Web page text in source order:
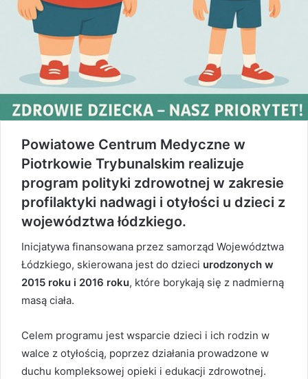
Powiatowe Centrum Medyczne w
Piotrkowie Trybunalskim realizuje
program polityki zdrowotnej w zakresie
profilaktyki nadwagi i otyłości u dzieci z
województwa łódzkiego.
Inicjatywa finansowana przez samorząd Województwa
Łódzkiego, skierowana jest do dzieci urodzonych w
2015 roku i 2016 roku, które borykają się z nadmierną
masą ciała.
Celem programu jest wsparcie dzieci i ich rodzin w
walce z otyłością, poprzez działania prowadzone w
duchu kompleksowej opieki i edukacji zdrowotnej.